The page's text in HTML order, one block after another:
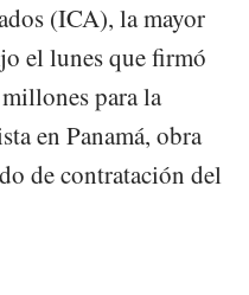
(ICA), la mayor
el lunes que firmó
para la
en Panamá, obra
de contratación del